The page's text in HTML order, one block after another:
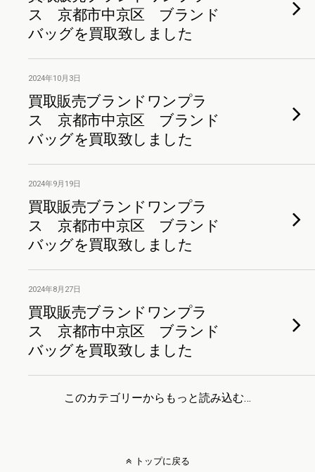
ス 京都市中京区 ブランド
バッグを買取致しました
2024年10月3日
買取販売ブランドワンプラ
ス 京都市中京区 ブランド
バッグを買取致しました
2024年9月19日
買取販売ブランドワンプラ
ス 京都市中京区 ブランド
バッグを買取致しました
2024年8月27日
買取販売ブランドワンプラ
ス 京都市中京区 ブランド
バッグを買取致しました
このカテゴリーからもっと読み込む…
トップに戻る